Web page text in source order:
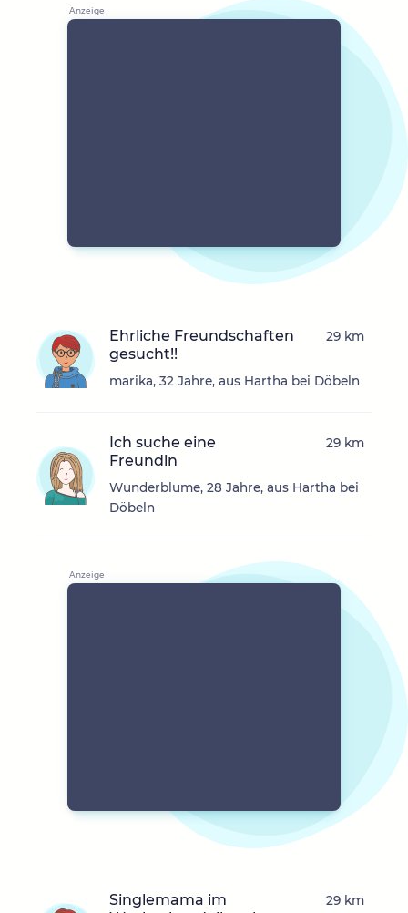
Ehrliche Freundschaften
gesucht!!
marika, 32 Jahre, aus Hartha bei Döbeln
29 km
Ich suche eine
Freundin
Wunderblume, 28 Jahre, aus Hartha bei
Döbeln
29 km
Singlemama im
29 km